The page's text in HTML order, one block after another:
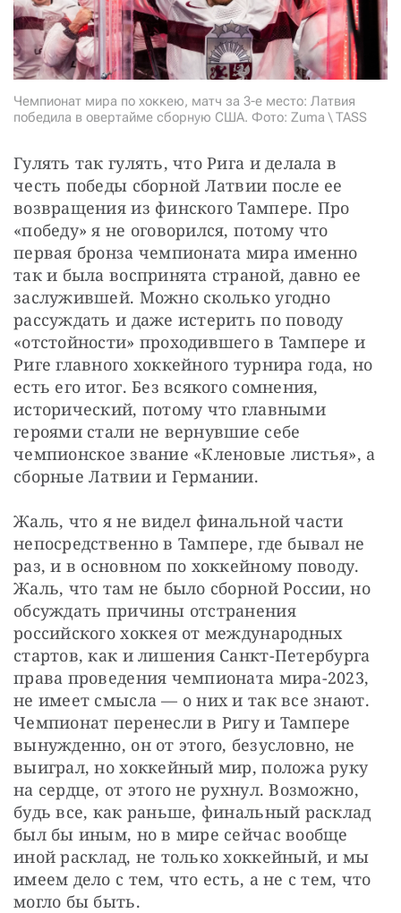
Чемпионат мира по хоккею, матч за 3-е место: Латвия
победила в овертайме сборную США. Фото: Zuma \ TASS
Гулять так гулять, что Рига и делала в
честь победы сборной Латвии после ее
возвращения из финского Тампере. Про
«победу» я не оговорился, потому что
первая бронза чемпионата мира именно
так и была воспринята страной, давно ее
заслужившей. Можно сколько угодно
рассуждать и даже истерить по поводу
«отстойности» проходившего в Тампере и
Риге главного хоккейного турнира года, но
есть его итог. Без всякого сомнения,
исторический, потому что главными
героями стали не вернувшие себе
чемпионское звание «Кленовые листья», а
сборные Латвии и Германии.
Жаль, что я не видел финальной части
непосредственно в Тампере, где бывал не
раз, и в основном по хоккейному поводу.
Жаль, что там не было сборной России, но
обсуждать причины отстранения
российского хоккея от международных
стартов, как и лишения Санкт-Петербурга
права проведения чемпионата мира-2023,
не имеет смысла — о них и так все знают.
Чемпионат перенесли в Ригу и Тампере
вынужденно, он от этого, безусловно, не
выиграл, но хоккейный мир, положа руку
на сердце, от этого не рухнул. Возможно,
будь все, как раньше, финальный расклад
был бы иным, но в мире сейчас вообще
иной расклад, не только хоккейный, и мы
имеем дело с тем, что есть, а не с тем, что
могло бы быть.
Если у вас есть вопросы, пишите donate@novayagazeta.ruили
звоните:
+7 (929) 612-03-68